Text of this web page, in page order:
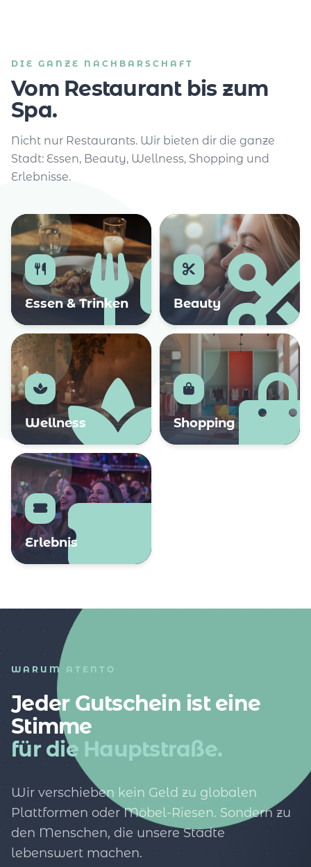
DIE GANZE NACHBARSCHAFT
Vom Restaurant bis zum
Spa.
Nicht nur Restaurants. Wir bieten dir die ganze
Stadt: Essen, Beauty, Wellness, Shopping und
Erlebnisse.
Essen & Trinken Beauty
Wellness Shopping
Erlebnis
WARUM ATENTO
Jeder Gutschein ist eine
Stimme
für die Hauptstraße.
Wir verschieben kein Geld zu globalen
Plattformen oder Möbel-Riesen. Sondern zu
den Menschen, die unsere Städte
lebenswert machen.